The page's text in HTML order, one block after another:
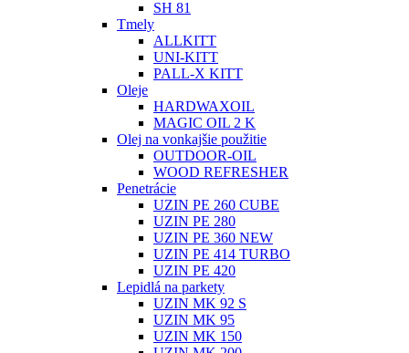
SH 81
Tmely
ALLKITT
UNI-KITT
PALL-X KITT
Oleje
HARDWAXOIL
MAGIC OIL 2 K
Olej na vonkajšie použitie
OUTDOOR-OIL
WOOD REFRESHER
Penetrácie
UZIN PE 260 CUBE
UZIN PE 280
UZIN PE 360 NEW
UZIN PE 414 TURBO
UZIN PE 420
Lepidlá na parkety
UZIN MK 92 S
UZIN MK 95
UZIN MK 150